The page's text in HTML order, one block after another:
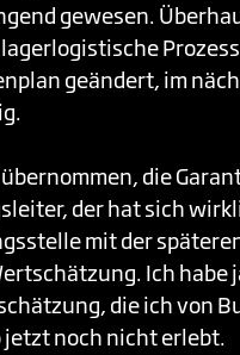
gewesen.
geändert, im
die
der hat sich
mit der
Ich habe
die ich von
jetzt noch nicht erlebt.